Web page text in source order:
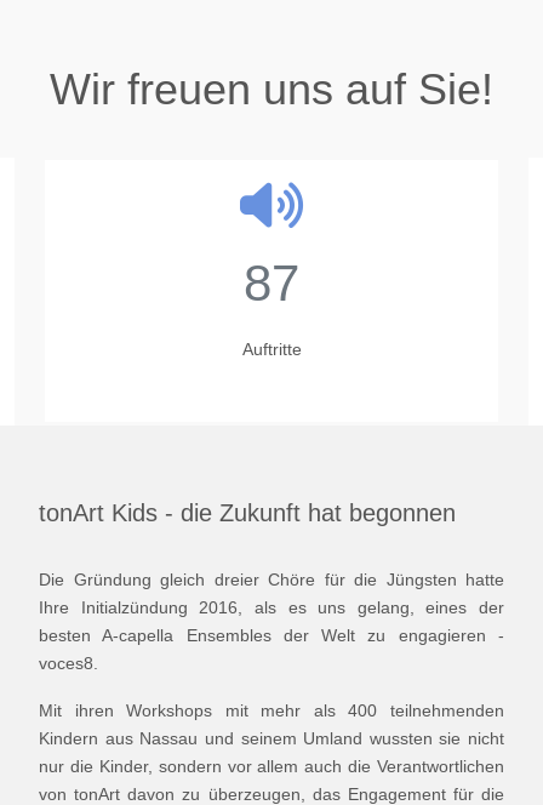
Wir freuen uns auf Sie!
87
Auftritte
tonArt Kids - die Zukunft hat begonnen
Die Gründung gleich dreier Chöre für die Jüngsten hatte
Ihre Initialzündung 2016, als es uns gelang, eines der
besten A-capella Ensembles der Welt zu engagieren -
voces8.
Mit ihren Workshops mit mehr als 400 teilnehmenden
Kindern aus Nassau und seinem Umland wussten sie nicht
nur die Kinder, sondern vor allem auch die Verantwortlichen
von tonArt davon zu überzeugen, das Engagement für die